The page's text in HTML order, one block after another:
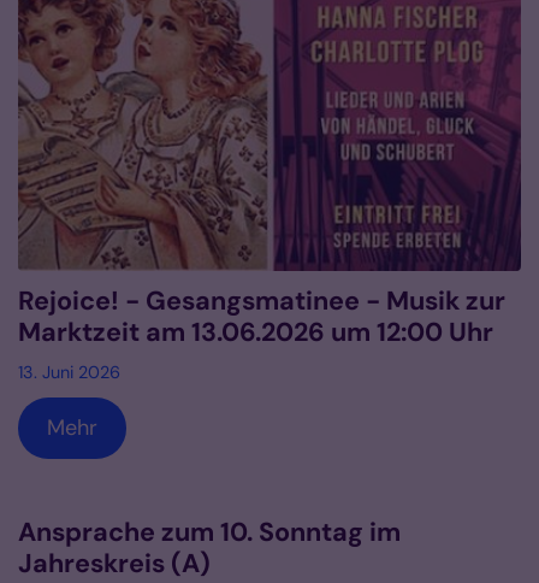
Rejoice! - Gesangsmatinee - Musik zur
Marktzeit am 13.06.2026 um 12:00 Uhr
13. Juni 2026
Mehr
Ansprache zum 10. Sonntag im
Jahreskreis (A)